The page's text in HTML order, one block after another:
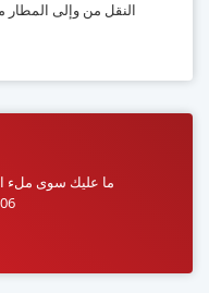
ما عليك سوى ملء النموذج